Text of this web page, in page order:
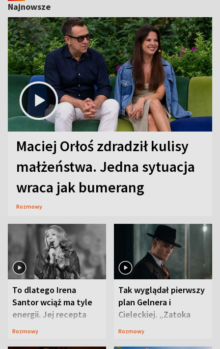
Najnowsze
Maciej Orłoś zdradził kulisy
małżeństwa. Jedna sytuacja
wraca jak bumerang
Rozmowy
To dlatego Irena
Santor wciąż ma tyle
energii. Jej recepta
jest zaskakująco
Rozmowy
Tak wyglądał pierwszy
plan Gelnera i
Cieleckiej. „Zatoka
szpiegów” od razu ich
Rozmowy